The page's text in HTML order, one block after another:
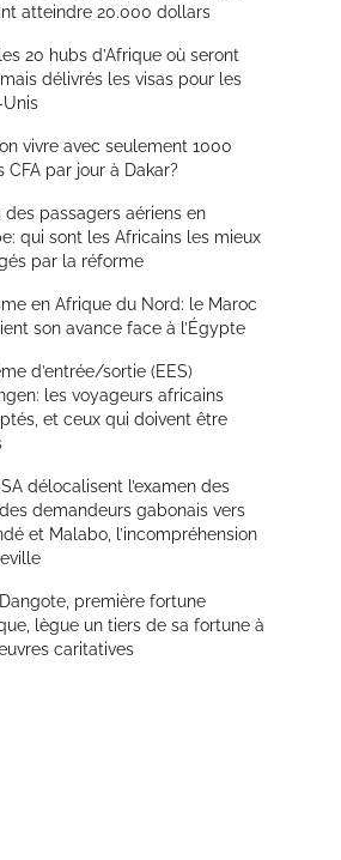
atteindre 20.000 dollars
20 hubs d’Afrique où seront
délivrés les visas pour les
Unis
vivre avec seulement 1000
CFA par jour à Dakar?
des passagers aériens en
qui sont les Africains les mieux
par la réforme
en Afrique du Nord: le Maroc
son avance face à l’Égypte
d’entrée/sortie (EES)
les voyageurs africains
et ceux qui doivent être
délocalisent l’examen des
demandeurs gabonais vers
et Malabo, l’incompréhension
première fortune
lègue un tiers de sa fortune à
caritatives